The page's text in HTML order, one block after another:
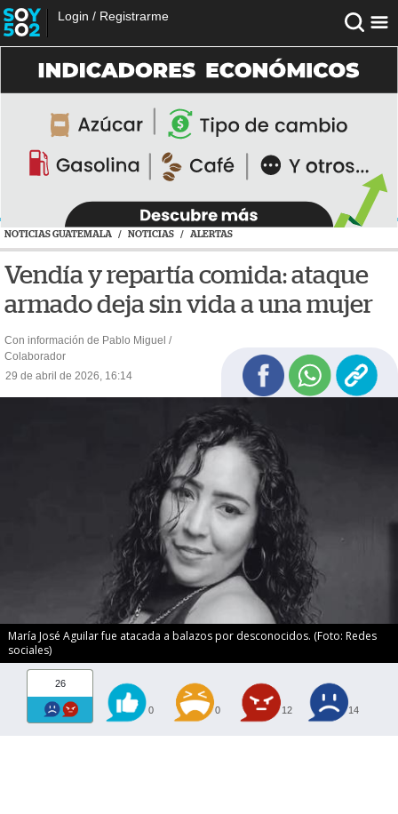
Login / Registrarme
NOTICIAS GUATEMALA / NOTICIAS / ALERTAS
Vendía y repartía comida: ataque
armado deja sin vida a una mujer
Con información de Pablo Miguel /
Colaborador
29 de abril de 2026, 16:14
María José Aguilar fue atacada a balazos por desconocidos. (Foto: Redes
sociales)
26
0 0 12 14